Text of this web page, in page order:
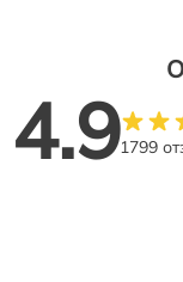
4.91799